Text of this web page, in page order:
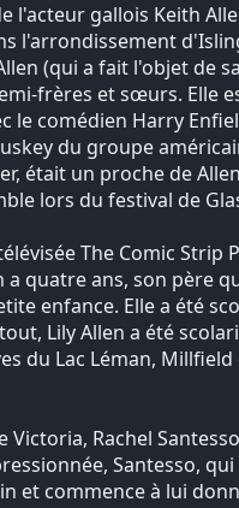
l'acteur gallois Keith
l'arrondissement
(qui a fait l'objet de
frères et sœurs. Elle
le comédien Harry
du groupe
était un proche de
lors du festival de
The Comic Strip
a quatre ans, son père
enfance. Elle a été
Lily Allen a été
du Lac Léman, Millfield
Rachel
Santesso,
et commence à lui